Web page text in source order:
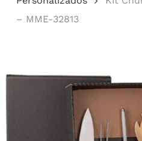
– MME-32813